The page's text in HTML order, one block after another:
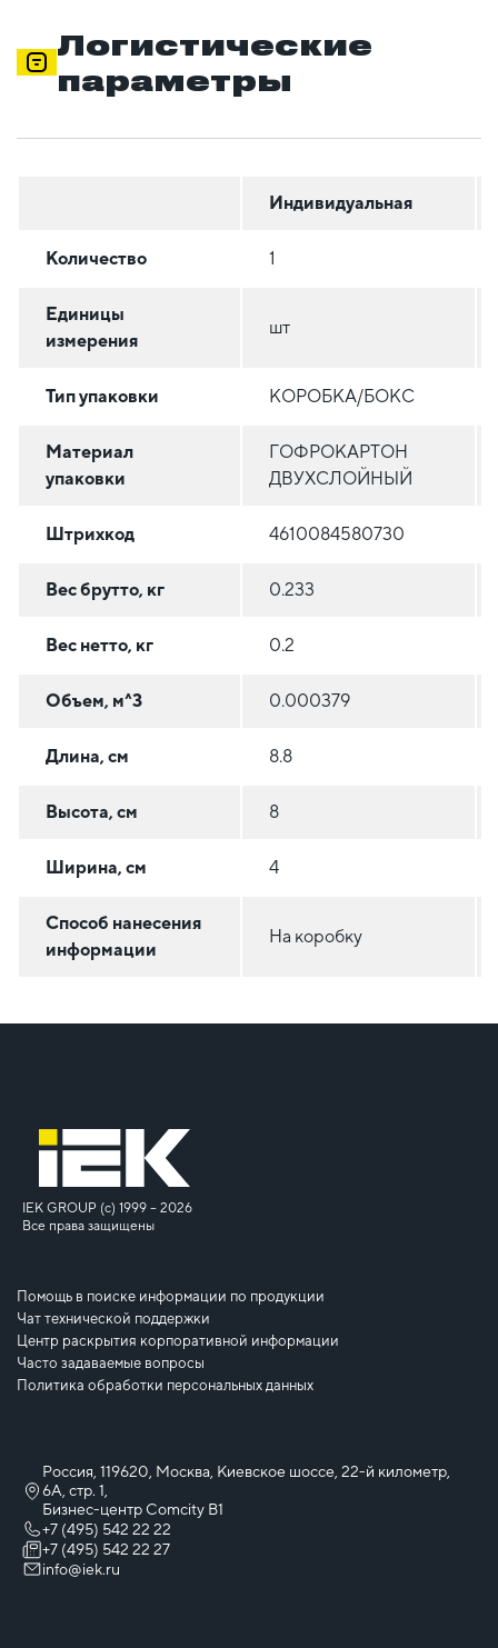
Логистические
параметры
Индивидуальная
Количество 1
Единицы
измерения
шт
Тип упаковки КОРОБКА/БОКС
Материал
упаковки
ГОФРОКАРТОН
ДВУХСЛОЙНЫЙ
Штрихкод 4610084580730
Вес брутто, кг 0.233
Вес нетто, кг 0.2
Объем, м^3 0.000379
Длина, см 8.8
Высота, см 8
Ширина, см 4
Способ нанесения
информации
На коробку
IEK GROUP (c) 1999 – 2026
Все права защищены
Помощь в поиске информации по продукции
Чат технической поддержки
Центр раскрытия корпоративной информации
Часто задаваемые вопросы
Политика обработки персональных данных
Россия, 119620, Москва, Киевское шоссе, 22-й километр,
6А, стр. 1,
Бизнес-центр Comcity B1
+7 (495) 542 22 22
+7 (495) 542 22 27
info@iek.ru